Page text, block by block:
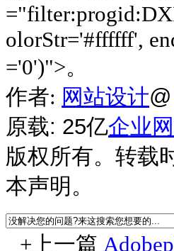
olorStr='#ffffff',
='0')">。
作者: 网站设计@
原载: 25亿企业
版权所有。转载
本声明。
+上一篇